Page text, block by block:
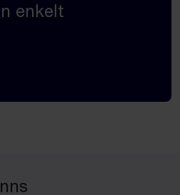
enkelt